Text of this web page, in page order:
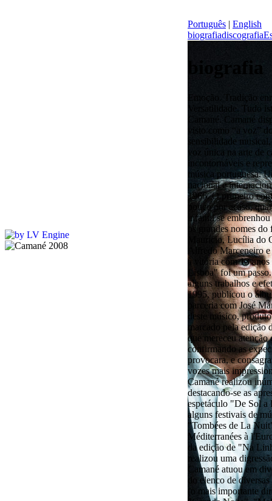
Português | English
biografiadiscografia
biografia
Emoção. Tradição enriquecida com a dose certa de risco. Versatilidade. Tudo isto faz parte da personalidade artística de Camané. Camané dispensa apresentações, é indiscutivelmente visto como “a voz” do fado. Demonstrando uma rara sensibilidade musical, Camané continua a afirmar-se como uma voz única na arte de cantar o Fado. É um dos nomes mais incontornáveis e representativos da história do Fado e da música portuguesa. Um dos fadistas mais aclamados a nível nacional e internacional. Nasceu no dia 20 de dezembro de 1966. O primeiro contacto de Camané com o fado ocorreu um pouco por acaso, quando durante a recuperação de uma maleita infantil se embrenhou na coleção de discos dos pais e descobriu os grandes nomes do fado: Amália Rodrigues, Fernando Maurício, Lucília do Carmo, Maria Teresa de Noronha, Alfredo Marceneiro e Carlos do Carmo... Desde essa altura até à vitória com 13 anos do evento "Grande Noite do Fado de Lisboa" foi um passo. Na sequência desta participação gravou alguns trabalhos e efetuou diversas apresentações públicas. Em 1995, publicou o álbum “Uma Noite de Fados”, início de uma parceria com José Mário Branco que perdurou até à morte deste músico, produtor e compositor. O início de 1998 foi marcado pela edição do novo trabalho - "Na Linha da Vida" que mereceu atenção especial por parte dos media, confirmando as expectativas que "Uma Noite de Fados" provocara, e consagrando em definitivo Camané como uma das vozes mais impressionantes do fado. Durante o ano de 1998 Camané realizou inúmeros espetáculos em Portugal - destacando-se as apresentações na Expo 98 - participou no espetáculo "De Sol a Lua - Flamenco e Fado", e ainda em alguns festivais de música na Europa, como o Festival "Tombées de La Nuit", em Rennes e o Festival "Les Méditerranées à l'Européen" em Paris. Em Outubro, aquando da edição de "Na Linha da Vida" pela EMI holandesa e belga, realizou uma digressão por algumas localidades desses países. Camané atuou em diversas casas de fado, além de fazer parte do elenco de diversas produções dirigidas por Filipe La Féria (o mais importante diretor português de musicais) como a "Grande Noite", "Maldita Cocaína" e "Cabaret", onde adquiriu assinalável evidência. A edição de "Uma Noite de Fados", elogiada pela crítica especializada, elegeu Camané como a voz mais representativa da nova geração do fado, possibilitando o reconhecimento da qualidade do seu trabalho pelo grande público. Realizou desde essa altura inúmeras apresentações em Portugal e no estrangeiro, atuando em França, Holanda, Itália e Espanha. O ano de 1999 foi dedicado a inúmeras apresentações ao vivo - Portugal, Espanha, Macau e França - bem como à pré-produção e gravação de um novo trabalho de originais. No final do ano "Na Linha da Vida" foi publicado pela EMI da Coreia marcando assim a primeira abordagem ao mercado oriental. Para o início de 2000 estava reservado um novo passo na carreira de Camané: a edição em simultâneo na Bélgica, Holanda e Portugal do terceiro trabalho discográfico de Camané - "Esta Coisa da Alma”. A edição deste trabalho na Holanda e na Bélgica foi acompanhada por uma tournée por algumas das mais importantes salas destes países, destacando-se duas noites esgotadas no Concertgebouw de Amesterdão ou ainda a participação no Festival de Brugges, seguindo-se concertos em Espanha, Suíça, Alemanha e França. Evidenciando o merecido reconhecimento por parte do público pelo trabalho global efectuado em torno deste "Esta Coisa da Alma", Camané recebeu o disco de prata pelos 10 mil exemplares vendidos, mesmo na recta final do ano. Em 2005,